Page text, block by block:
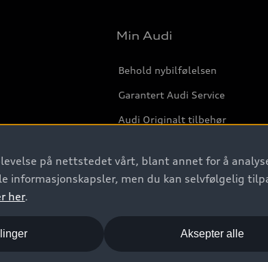
Min Audi
Behold nybilfølelsen
Garantert Audi Service
Audi Originalt tilbehør
på nettstedet vårt, blant annet for å
informasjonskapsler, men du kan selvfølgelig
her.
Aksepter alle